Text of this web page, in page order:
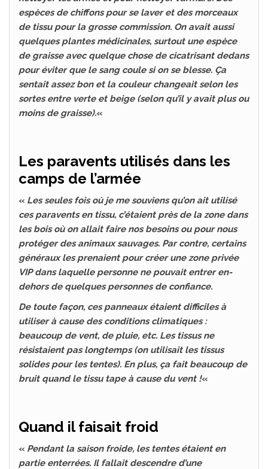
espèces de chiffons pour se laver et des morceaux
de tissu pour la grosse commission. On avait aussi
quelques plantes médicinales, surtout une espèce
de graisse avec quelque chose de cicatrisant dedans
pour éviter que le sang coule si on se blesse. Ça
sentait assez bon et la couleur changeait selon les
sortes entre verte et beige (selon qu’il y avait plus ou
moins de graisse).«
Les paravents utilisés dans les
camps de l’armée
« Les seules fois où je me souviens qu’on ait utilisé
ces paravents en tissu, c’étaient près de la zone dans
les bois où on allait faire nos besoins ou pour nous
protéger des animaux sauvages. Par contre, certains
généraux les prenaient pour créer une zone privée
VIP dans laquelle personne ne pouvait entrer en-
dehors de quelques personnes de confiance.
De toute façon, ces panneaux étaient difficiles à
utiliser à cause des conditions climatiques :
beaucoup de vent, de pluie, etc. Les tissus ne
résistaient pas longtemps (on utilisait les tissus
solides pour les tentes). En plus, ça fait beaucoup de
bruit quand le tissu tape à cause du vent !«
Quand il faisait froid
« Pendant la saison froide, les tentes étaient en
partie enterrées. Il fallait descendre d’une